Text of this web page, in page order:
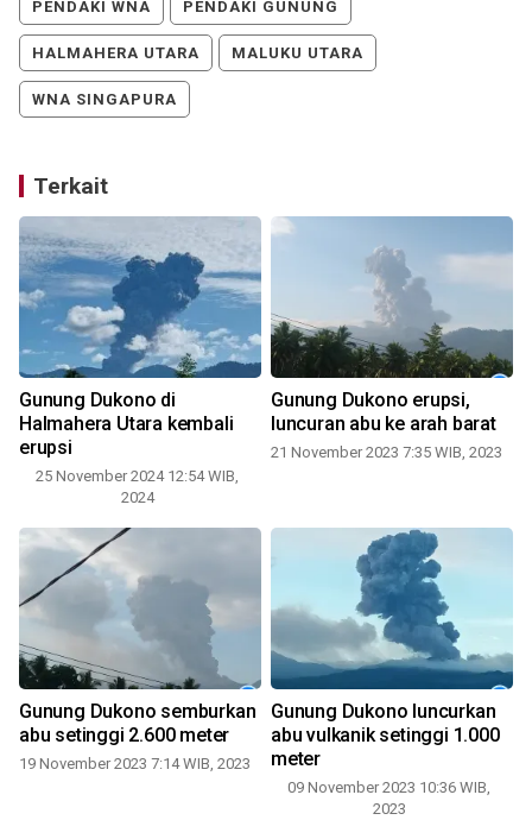
PENDAKI WNA PENDAKI GUNUNG
HALMAHERA UTARA MALUKU UTARA
WNA SINGAPURA
Terkait
Gunung Dukono di
Halmahera Utara kembali
erupsi
25 November 2024 12:54 WIB,
2024
Gunung Dukono erupsi,
luncuran abu ke arah barat
21 November 2023 7:35 WIB, 2023
Gunung Dukono semburkan
abu setinggi 2.600 meter
19 November 2023 7:14 WIB, 2023
Gunung Dukono luncurkan
abu vulkanik setinggi 1.000
meter
09 November 2023 10:36 WIB,
2023